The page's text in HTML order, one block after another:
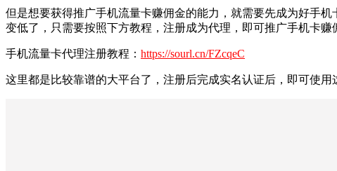
但是想要获得推广手机流量卡赚佣金的能力，就需要先成为好手
变低了，只需要按照下方教程，注册成为代理，即可推广手机卡赚
手机流量卡代理注册教程： https://sourl.cn/FZcqeC
这里都是比较靠谱的大平台了，注册后完成实名认证后，即可使